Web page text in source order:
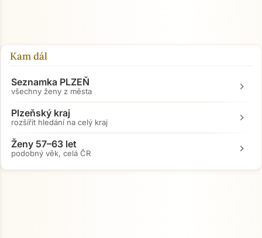
Kam dál
Seznamka PLZEŇ
všechny ženy z města chevron_right
Plzeňský kraj
rozšířit hledání na celý kraj chevron_right
Ženy 57–63 let
podobný věk, celá ČR chevron_right